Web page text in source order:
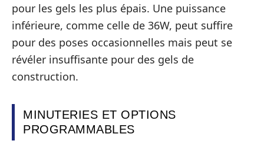
pour les gels les plus épais. Une puissance
inférieure, comme celle de 36W, peut suffire
pour des poses occasionnelles mais peut se
révéler insuffisante pour des gels de
construction.
MINUTERIES ET OPTIONS
PROGRAMMABLES